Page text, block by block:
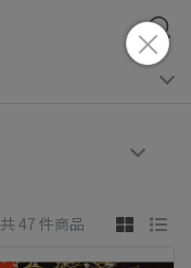
共 47 件商品